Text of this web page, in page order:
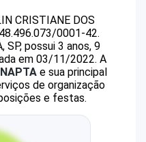
CRISTIANE DOS
48.496.073/0001-42.
SP, possui 3 anos, 9
em 03/11/2022. A
e sua principal
de organização
e festas.